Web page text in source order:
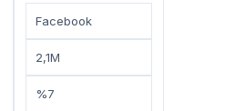
Facebook
2,1M
%7